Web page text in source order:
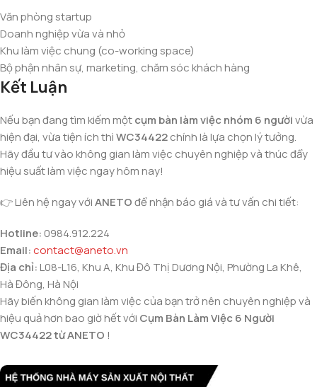
Văn phòng startup
Doanh nghiệp vừa và nhỏ
Khu làm việc chung (co-working space)
Bộ phận nhân sự, marketing, chăm sóc khách hàng
Kết Luận
Nếu bạn đang tìm kiếm mộtcụm bàn làm việc nhóm 6 ngườivừa
hiện đại, vừa tiện ích thìWC34422chính là lựa chọn lý tưởng.
Hãy đầu tư vào không gian làm việc chuyên nghiệp và thúc đẩy
hiệu suất làm việc ngay hôm nay!
👉 Liên hệ ngay vớiANETOđể nhận báo giá và tư vấn chi tiết:
Hotline:0984.912.224
Email:contact@aneto.vn
Địa chỉ:L08-L16, Khu A, Khu Đô Thị Dương Nội, Phường La Khê,
Hà Đông, Hà Nội
Hãy biến không gian làm việc của bạn trở nên chuyên nghiệp và
hiệu quả hơn bao giờ hết với Cụm Bàn Làm Việc 6 Người
WC34422 từ ANETO !